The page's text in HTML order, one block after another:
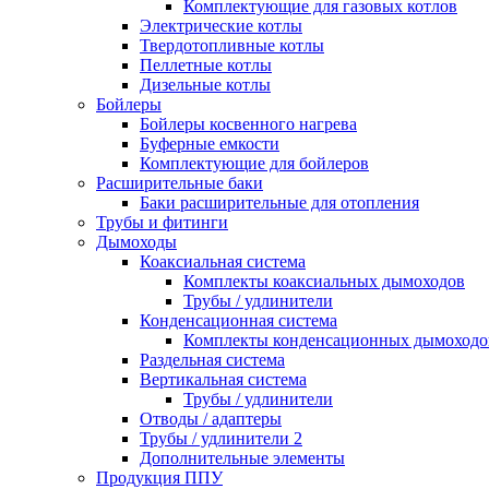
Комплектующие для газовых котлов
Электрические котлы
Твердотопливные котлы
Пеллетные котлы
Дизельные котлы
Бойлеры
Бойлеры косвенного нагрева
Буферные емкости
Комплектующие для бойлеров
Расширительные баки
Баки расширительные для отопления
Трубы и фитинги
Дымоходы
Коаксиальная система
Комплекты коаксиальных дымоходов
Трубы / удлинители
Конденсационная система
Комплекты конденсационных
Раздельная система
Вертикальная система
Трубы / удлинители
Отводы / адаптеры
Трубы / удлинители 2
Дополнительные элементы
Продукция ППУ